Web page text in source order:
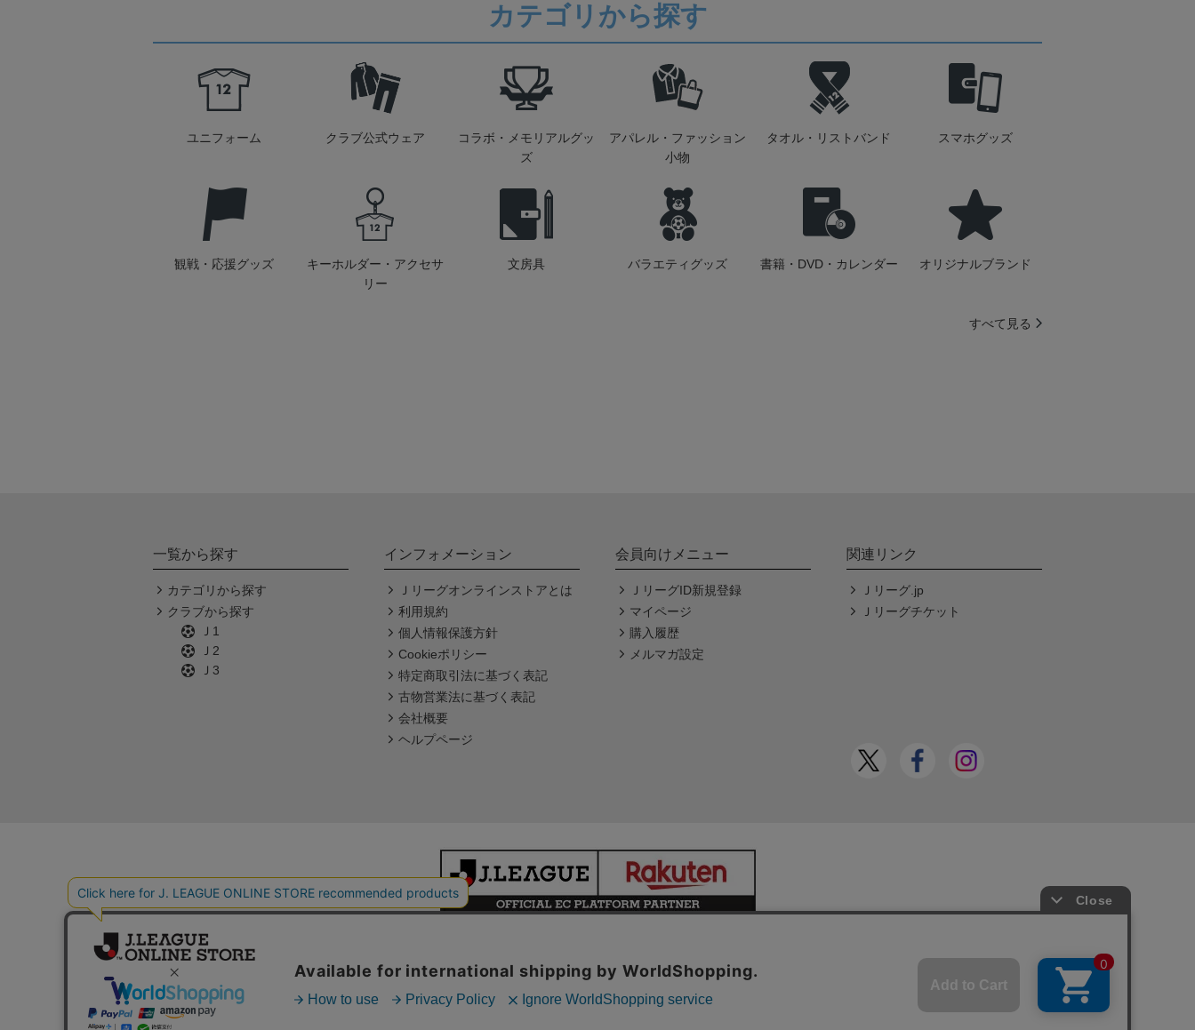
カテゴリから探す
ユニフォーム クラブ公式ウェア
コラボ・メモリアルグッ
ズ
アパレル・ファッション
小物
タオル・リストバンド スマホグッズ
観戦・応援グッズ
キーホルダー・アクセサ
リー
文房具 バラエティグッズ 書籍・DVD・カレンダー オリジナルブランド
すべて見る
一覧から探す
カテゴリから探す
クラブから探す
Ｊ1
Ｊ2
Ｊ3
インフォメーション
Ｊリーグオンラインストアとは
利用規約
個人情報保護方針
Cookieポリシー
特定商取引法に基づく表記
古物営業法に基づく表記
会社概要
ヘルプページ
会員向けメニュー
ＪリーグID新規登録
マイページ
購入履歴
メルマガ設定
関連リンク
Ｊリーグ.jp
Ｊリーグチケット
本サイトで使用している文章・画像等の無断での複製・転載を禁止します。
© JAPAN PROFESSIONAL FOOTBALL LEAGUE Rakuten Group, Inc.
ALL RIGHTS RESERVED.